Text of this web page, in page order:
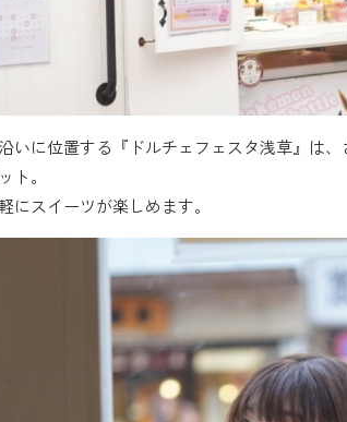
いに位置する『ドルチェフェスタ浅草』は
ト。
にスイーツが楽しめます。